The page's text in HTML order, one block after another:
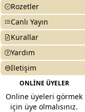
Rozetler
Canlı Yayın
Kurallar
Yardım
İletişim
ONLİNE ÜYELER
Online üyeleri görmek
için üye olmalısınız.